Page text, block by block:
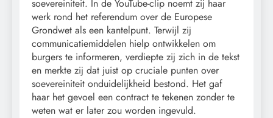
soevereiniteit. In de YouTube-clip noemt zij haar
werk rond het referendum over de Europese
Grondwet als een kantelpunt. Terwijl zij
communicatiemiddelen hielp ontwikkelen om
burgers te informeren, verdiepte zij zich in de tekst
en merkte zij dat juist op cruciale punten over
soevereiniteit onduidelijkheid bestond. Het gaf
haar het gevoel een contract te tekenen zonder te
weten wat er later zou worden ingevuld.